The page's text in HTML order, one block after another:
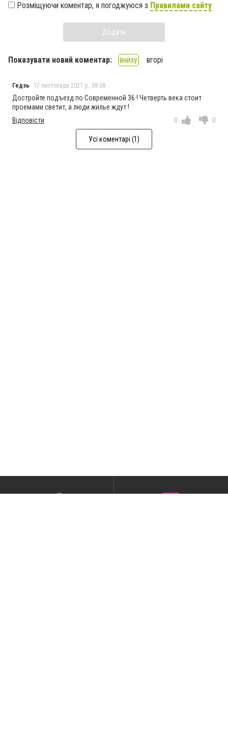
Розміщуючи коментар, я погоджуюся з Правилами сайту
Додати
Показувати новий коментар: внизу вгорі
Гедзь 17 листопада 2021 р., 08:38
Достройте подъезд по Современной 36 ! Четверть века стоит
проемами светит, а люди жилье ждут !
Відповісти
0 0
Усі коментарі (1)